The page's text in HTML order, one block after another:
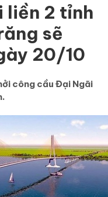
liền 2 tỉnh
sẽ
20/10
công cầu Đại Ngãi